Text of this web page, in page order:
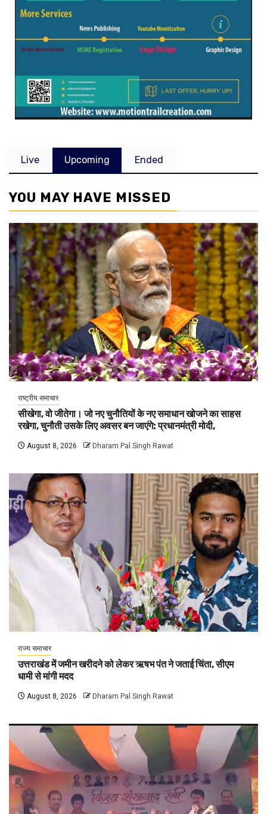
Live Upcoming Ended
YOU MAY HAVE MISSED
राष्ट्रीय समाचार
सीखेगा, वो जीतेगा। जो नए चुनौतियों के नए समाधान खोजने का साहस
रखेगा, चुनौती उसके लिए अवसर बन जाएंगे: प्रधानमंत्री मोदी,
August 8, 2026 Dharam Pal Singh Rawat
राज्य समाचार
उत्तराखंड में जमीन खरीदने को लेकर ऋषभ पंत ने जताई चिंता, सीएम
धामी से मांगी मदद
August 8, 2026 Dharam Pal Singh Rawat